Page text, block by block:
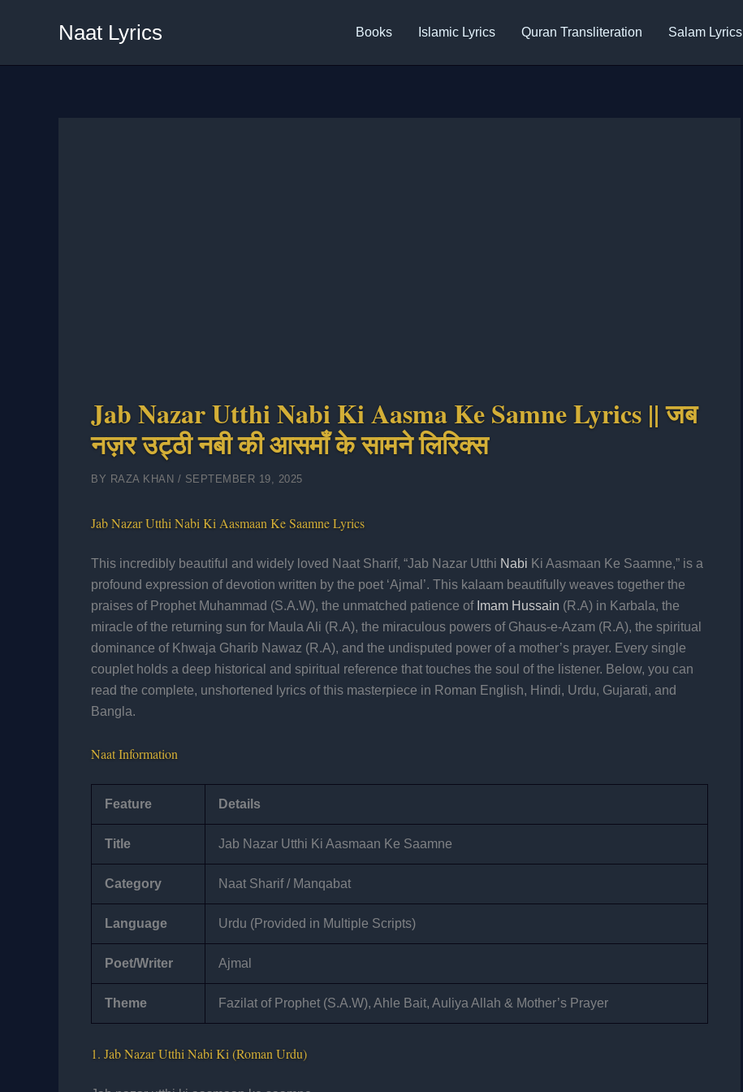
Naat Lyrics Books Islamic Lyrics Quran Transliteration Salam Lyrics
Jab Nazar Utthi Nabi Ki Aasma Ke Samne Lyrics || जब
नज़र उट्ठी नबी की आसमाँ के सामने लिरिक्स
BY RAZA KHAN / SEPTEMBER 19, 2025
Jab Nazar Utthi Nabi Ki Aasmaan Ke Saamne Lyrics
This incredibly beautiful and widely loved Naat Sharif, “Jab Nazar Utthi Nabi Ki Aasmaan Ke Saamne,” is a
profound expression of devotion written by the poet ‘Ajmal’. This kalaam beautifully weaves together the
praises of Prophet Muhammad (S.A.W), the unmatched patience of Imam Hussain (R.A) in Karbala, the
miracle of the returning sun for Maula Ali (R.A), the miraculous powers of Ghaus-e-Azam (R.A), the spiritual
dominance of Khwaja Gharib Nawaz (R.A), and the undisputed power of a mother’s prayer. Every single
couplet holds a deep historical and spiritual reference that touches the soul of the listener. Below, you can
read the complete, unshortened lyrics of this masterpiece in Roman English, Hindi, Urdu, Gujarati, and
Bangla.
Naat Information
Feature Details
Title Jab Nazar Utthi Ki Aasmaan Ke Saamne
Category Naat Sharif / Manqabat
Language Urdu (Provided in Multiple Scripts)
Poet/Writer Ajmal
Theme Fazilat of Prophet (S.A.W), Ahle Bait, Auliya Allah & Mother’s Prayer
1. Jab Nazar Utthi Nabi Ki (Roman Urdu)